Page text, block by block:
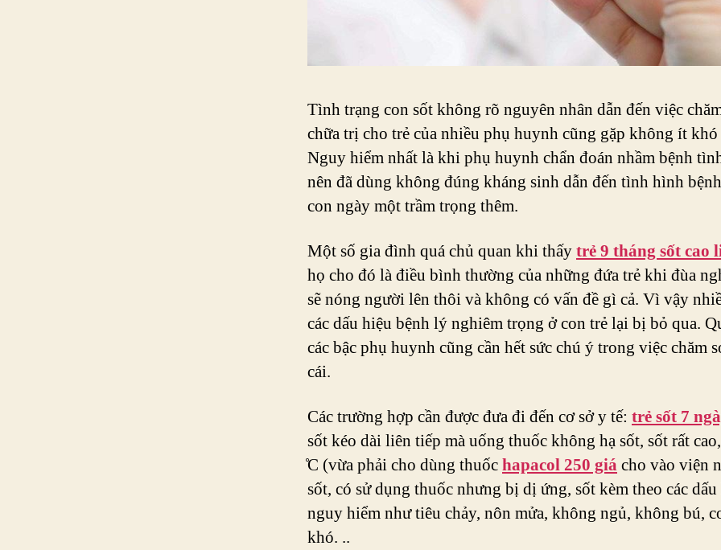
Tình trạng con sốt không rõ nguyên nhân dẫn đến việc
chữa trị cho trẻ của nhiều phụ huynh cũng gặp không ít khó
Nguy hiểm nhất là khi phụ huynh chẩn đoán nhầm bệnh
nên đã dùng không đúng kháng sinh dẫn đến tình hình
con ngày một trầm trọng thêm.
Một số gia đình quá chủ quan khi thấytrẻ 9 tháng sốt cao
họ cho đó là điều bình thường của những đứa trẻ khi đùa
sẽ nóng người lên thôi và không có vấn đề gì cả. Vì vậy
các dấu hiệu bệnh lý nghiêm trọng ở con trẻ lại bị bỏ qua.
các bậc phụ huynh cũng cần hết sức chú ý trong việc chăm
cái.
Các trường hợp cần được đưa đi đến cơ sở y tế: trẻ sốt 7
sốt kéo dài liên tiếp mà uống thuốc không hạ sốt, sốt rất
̊C (vừa phải cho dùng thuốchapacol 250 giácho vào viện
sốt, có sử dụng thuốc nhưng bị dị ứng, sốt kèm theo các
nguy hiểm như tiêu chảy, nôn mửa, không ngủ, không bú,
khó. ..